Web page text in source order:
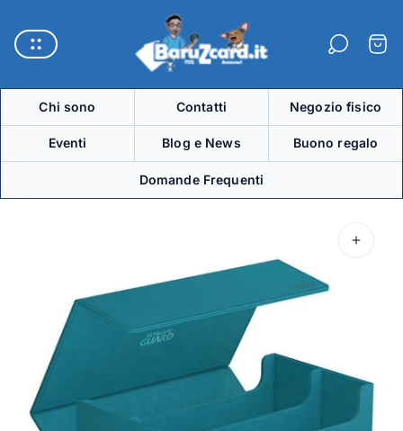
del
negozio"
Chi sono Contatti Negozio fisico
Eventi Blog e News Buono regalo
Domande Frequenti